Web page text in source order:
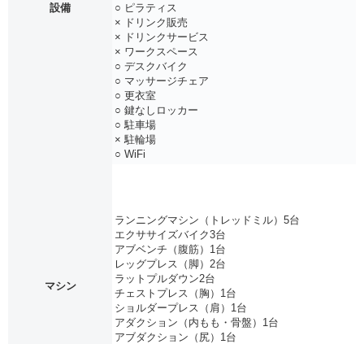
設備
○ ピラティス
× ドリンク販売
× ドリンクサービス
× ワークスペース
○ デスクバイク
○ マッサージチェア
○ 更衣室
○ 鍵なしロッカー
○ 駐車場
× 駐輪場
○ WiFi
マシン
ランニングマシン（トレッドミル）5台
エクササイズバイク3台
アブベンチ（腹筋）1台
レッグプレス（脚）2台
ラットプルダウン2台
チェストプレス（胸）1台
ショルダープレス（肩）1台
アダクション（内もも・骨盤）1台
アブダクション（尻）1台